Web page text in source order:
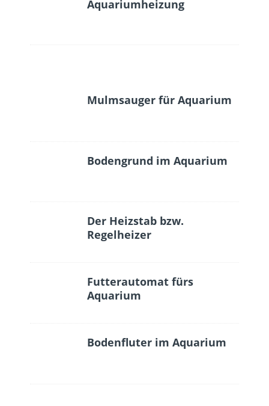
Aquariumheizung
Mulmsauger für Aquarium
Bodengrund im Aquarium
Der Heizstab bzw.
Regelheizer
Futterautomat fürs
Aquarium
Bodenfluter im Aquarium